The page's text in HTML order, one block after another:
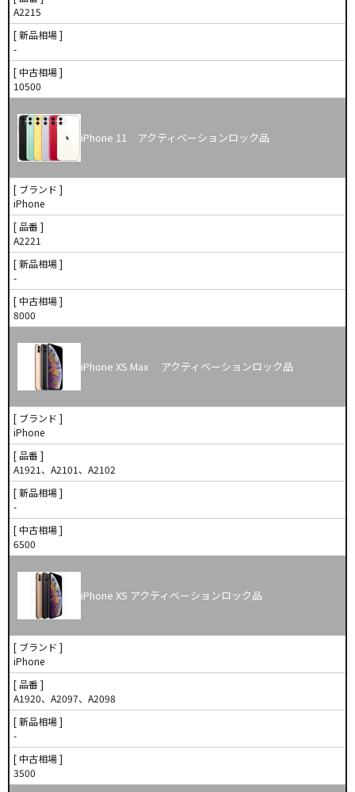
A2215
[ 新品相場 ]
-
[ 中古相場 ]
10500
iPhone 11 アクティベーションロック品
[ ブランド ]
iPhone
[ 品番 ]
A2221
[ 新品相場 ]
-
[ 中古相場 ]
8000
iPhone XS Max アクティベーションロック品
[ ブランド ]
iPhone
[ 品番 ]
A1921、A2101、A2102
[ 新品相場 ]
-
[ 中古相場 ]
6500
iPhone XS アクティベーションロック品
[ ブランド ]
iPhone
[ 品番 ]
A1920、A2097、A2098
[ 新品相場 ]
-
[ 中古相場 ]
3500